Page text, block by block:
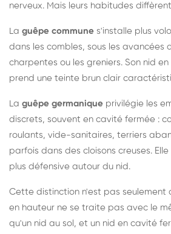
nerveux. Mais leurs habitudes
La guêpe commune s'installe plus
dans les combles, sous les avancées
charpentes ou les greniers. Son nid
prend une teinte brun clair
La guêpe germanique privilégie les
discrets, souvent en cavité fermée :
roulants, vide-sanitaires, terriers
parfois dans des cloisons creuses.
plus défensive autour du nid.
Cette distinction n'est pas seulement
en hauteur ne se traite pas avec le
qu'un nid au sol, et un nid en cavité